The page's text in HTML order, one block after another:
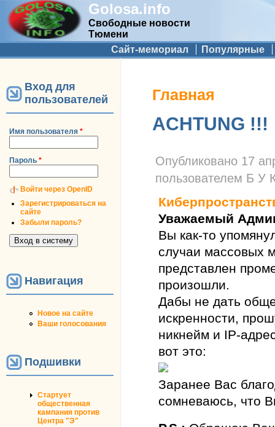
Golosa.info
Свободные новости
Тюмени
Дополнительное меню
Сайт-мемориал Популярные
Вход для
пользователей
Имя пользователя *
Пароль *
Войти через OpenID
Зарегистрироваться на
сайте
Забыли пароль?
Навигация
Новое на сайте
Ваши голосования
Подшивки
Стартует
общественная
кампания против
Центра "Э"
Вы здесь
Главная
ACHTUNG !!!
Опубликовано 17
пользователем Б У
Уважаемый
Вы как-то
случаи массовых
представлен
произошли.
Дабы не дать
искренности,
никнейм и IP-
вот это:
Заранее Вас
сомневаюсь, что